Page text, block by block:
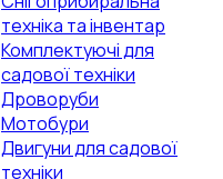
техніка та інвентар
Комплектуючі для
садової техніки
Дроворуби
Мотобури
Двигуни для садової
техніки